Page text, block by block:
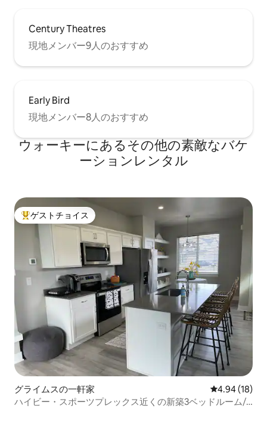
Century Theatres
現地メンバー9人のおすすめ
Early Bird
現地メンバー8人のおすすめ
ウォーキーにあるその他の素敵なバケ
ーションレンタル
大好評のゲストチョイスです。
ゲストチョイス
グライムスの一軒家 レビュー18
4.94 (18)
ハイビー・スポーツプレックス近くの新築3ベッドルーム/3